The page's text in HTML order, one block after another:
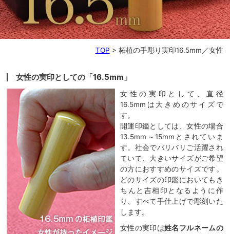
TOP > 柘植の手彫り実印16.5mm／女性
女性の実印としての「16.5mm」
女性の実印として、直径
16.5mmは大きめのサイズで
す。
開運印鑑としては、女性の場合
13.5mm～15mmとされていま
す。社会でバリバリご活躍され
ていて、大きいサイズがご希望
の方におすすめのサイズです。
どのサイズの印鑑においてもき
ちんと吉相印となるように作
り、すべて手仕上げで彫刻いた
します。
女性の実印は姓名フルネームの